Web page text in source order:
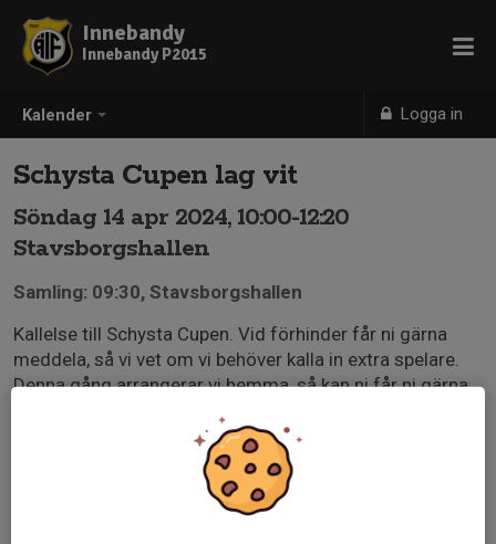
Kalender Logga in
Innebandy
Innebandy P2015
Schysta Cupen lag vit
Söndag 14 apr 2024, 10:00-12:20
Stavsborgshallen
Samling: 09:30, Stavsborgshallen
Kallelse till Schysta Cupen. Vid förhinder får ni gärna
meddela, så vi vet om vi behöver kalla in extra spelare.
Denna gång arrangerar vi hemma, så kan ni får ni gärna
Skickar separat mail i veckan kring förslag på sysslor
stats.innebandy.se/sasong/41/serie/37746/spelprogra